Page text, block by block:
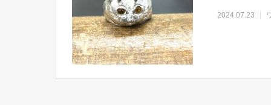
2024.07.23